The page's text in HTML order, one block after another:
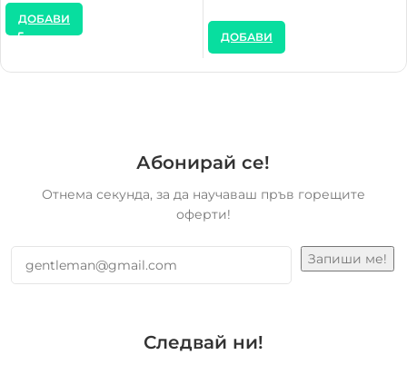
ДОБАВИ
ДОБАВИ
Абонирай се!
Отнема секунда, за да научаваш пръв горещите
оферти!
Следвай ни!